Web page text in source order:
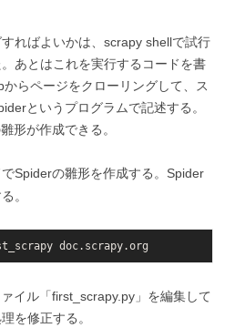
ればよいかは、scrapy shellで試行
あとはこれを実行するコードを書
らページをクローリングして、ス
というプログラムで記述する。
形が作成できる。
でSpiderの雛形を作成する。Spider
。
イル「first_scrapy.py」を編集して
を修正する。